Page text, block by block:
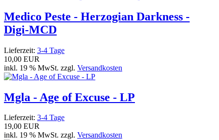
Medico Peste - Herzogian Darkness -
Digi-MCD
Lieferzeit: 3-4 Tage
10,00 EUR
inkl. 19 % MwSt. zzgl. Versandkosten
Mgla - Age of Excuse - LP
Lieferzeit: 3-4 Tage
19,00 EUR
inkl. 19 % MwSt. zzgl. Versandkosten